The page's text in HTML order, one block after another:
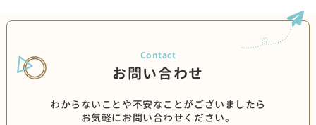
お問い合わせ
わからないことや不安なことがございましたら
お気軽にお問い合わせください。